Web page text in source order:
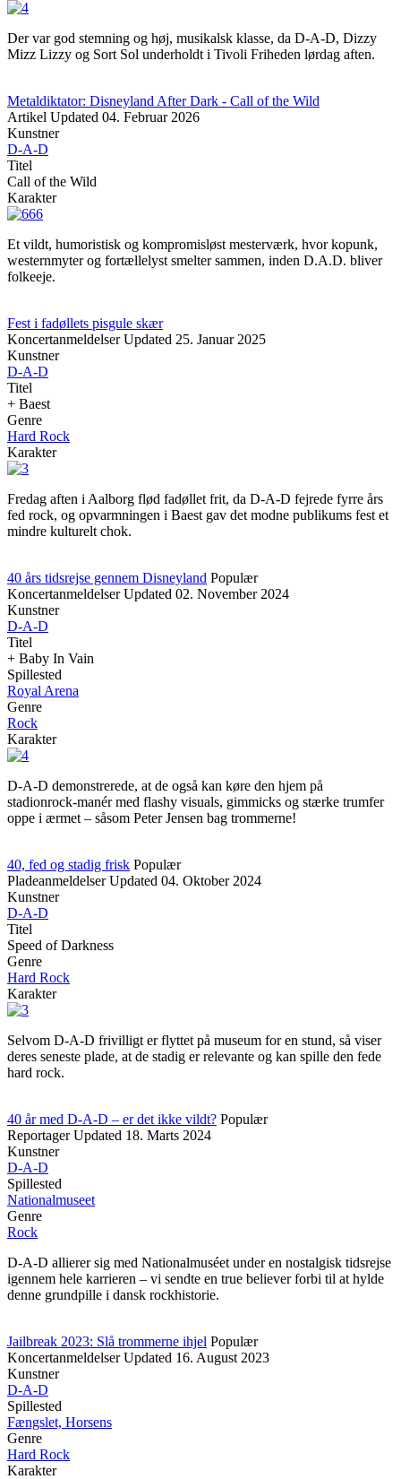
Der var god stemning og høj, musikalsk klasse, da D-A-D, Dizzy
Mizz Lizzy og Sort Sol underholdt i Tivoli Friheden lørdag aften.
Metaldiktator: Disneyland After Dark - Call of the Wild
Artikel Updated 04. Februar 2026
Kunstner
D-A-D
Titel
Call of the Wild
Karakter
Et vildt, humoristisk og kompromisløst mesterværk, hvor kopunk,
westernmyter og fortællelyst smelter sammen, inden D.A.D. bliver
folkeeje.
Fest i fadøllets pisgule skær
Koncertanmeldelser Updated 25. Januar 2025
Kunstner
D-A-D
Titel
+ Baest
Genre
Hard Rock
Karakter
Fredag aften i Aalborg flød fadøllet frit, da D-A-D fejrede fyrre års
fed rock, og opvarmningen i Baest gav det modne publikums fest et
mindre kulturelt chok.
40 års tidsrejse gennem Disneyland Populær
Koncertanmeldelser Updated 02. November 2024
Kunstner
D-A-D
Titel
+ Baby In Vain
Spillested
Royal Arena
Genre
Rock
Karakter
D-A-D demonstrerede, at de også kan køre den hjem på
stadionrock-manér med flashy visuals, gimmicks og stærke trumfer
oppe i ærmet – såsom Peter Jensen bag trommerne!
40, fed og stadig frisk Populær
Pladeanmeldelser Updated 04. Oktober 2024
Kunstner
D-A-D
Titel
Speed of Darkness
Genre
Hard Rock
Karakter
Selvom D-A-D frivilligt er flyttet på museum for en stund, så viser
deres seneste plade, at de stadig er relevante og kan spille den fede
hard rock.
40 år med D-A-D – er det ikke vildt? Populær
Reportager Updated 18. Marts 2024
Kunstner
D-A-D
Spillested
Nationalmuseet
Genre
Rock
D-A-D allierer sig med Nationalmuséet under en nostalgisk tidsrejse
igennem hele karrieren – vi sendte en true believer forbi til at hylde
denne grundpille i dansk rockhistorie.
Jailbreak 2023: Slå trommerne ihjel Populær
Koncertanmeldelser Updated 16. August 2023
Kunstner
D-A-D
Spillested
Fængslet, Horsens
Genre
Hard Rock
Karakter